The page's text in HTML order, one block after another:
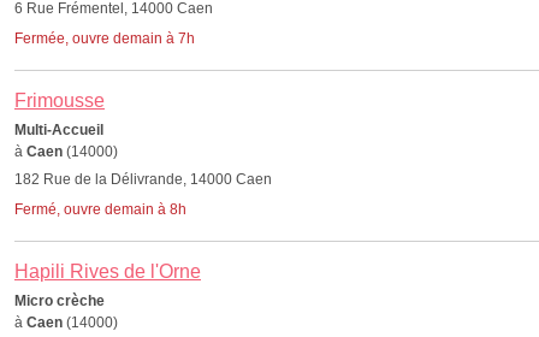
6 Rue Frémentel, 14000 Caen
Fermée, ouvre demain à 7h
Frimousse
Multi-Accueil
à Caen (14000)
182 Rue de la Délivrande, 14000 Caen
Fermé, ouvre demain à 8h
Hapili Rives de l'Orne
Micro crèche
à Caen (14000)